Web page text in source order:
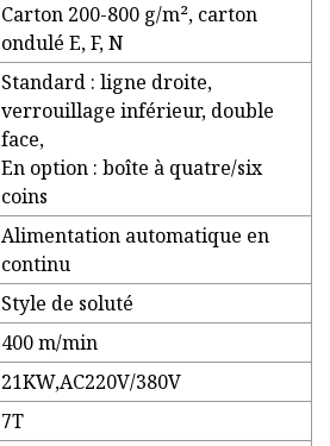
Carton 200-800 g/m², carton
ondulé E, F, N
Standard : ligne droite,
verrouillage inférieur, double
face,
En option : boîte à quatre/six
coins
Alimentation automatique en
continu
Style de soluté
400 m/min
21KW,AC220V/380V
7T